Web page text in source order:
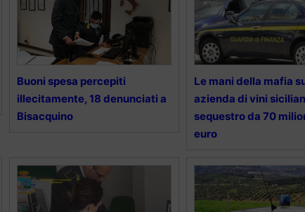
Buoni spesa percepiti
illecitamente, 18 denunciati a
Bisacquino
Le mani della mafia
azienda di vini
sequestro da 70
euro